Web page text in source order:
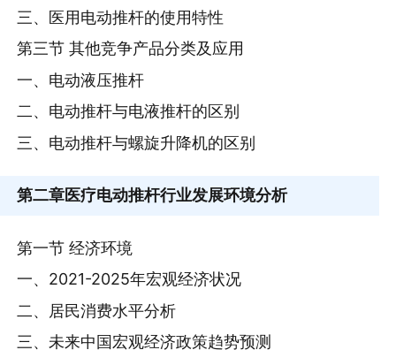
三、医用电动推杆的使用特性
第三节 其他竞争产品分类及应用
一、电动液压推杆
二、电动推杆与电液推杆的区别
三、电动推杆与螺旋升降机的区别
第二章医疗电动推杆行业发展环境分析
第一节 经济环境
一、2021-2025年宏观经济状况
二、居民消费水平分析
三、未来中国宏观经济政策趋势预测